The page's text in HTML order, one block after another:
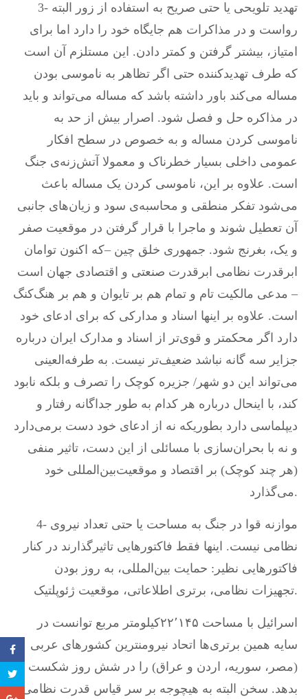
3- تهدید تلویحی یا حتی صریح به استفاده از زور البته
رواست و در مذاکرات هم جایگاه خود را دارد اما برای
امتیاز، بیشتر گرفتن و کمتر دادن. این مستلزم آن است
که طرف تهدیدکننده حتی اگر تظاهر به ناموسی بودن
مساله می‌کند باور داشته باشد که مساله می‌تواند و باید
در مذاکره حل و فصل شود. اصرار بیش از حد به
ناموسی کردن مساله و به خصوص در سطح افکار
عمومی داخلی بسیار خطرناک و معمولا آتش‌زنه‌ی جنگ
است. علاوه بر این، ناموسی کردن یک مساله باعث
می‌شود تفکر منطقی و محاسبه‌ی سود و زیان‌های جانبی
آن تعطیل شوند و ماجرا با قرار گرفتن در موقعیت صفر
و یک، بغرنج شود. جمهوری خلق چین –که اکنون توامان
ابرقدرت نظامی ابرقدرت صنعتی و اقتصادی جهان است
– مدعی مالکیت تام و تمام هم بر تایوان و هم بر هنگ‌کنگ
است. علاوه بر اینها اسناد و مدارکی که برای ادعای خود
دارد اگر محکمتر و قوی‌تر از اسناد و مدارک ایران درباره
جزایر سه گانه نباشد ضعیف‌تر نیست. به طرفه‌العینی
می‌تواند این دو شهر/ جزیره کوچک را تصرف و بلکه نابود
کند، با اینحال درباره هر کدام به طور جداگانه رفتار و
دیپلماسی دارد بطوریکه نه از ادعای خود دست برمی‌دارد
و نه با بحران‌سازی با مسائلی از این دست، تاثیر منفی
(هر چند کوچک) بر اقتصاد و موقعیت‌بین‌المللی خود
می‌گذارد.
4- موازنه قوا در جنگ به مساحت یا حتی تعداد نیروی
نظامی نیست. اینها فقط فاکتورهایی تاثیرگذارند در کنار
فاکتورهایی نظیر: حمایت بین‌المللی، به روز بودن
تجهیزات نظامی، برتری اطلاعاتی، موقعیت ژئوپلتیک.
اسرائیل با مساحت ۲۲٬۱۴۵کیلومتر مربع توانست در
سایه همین برتری‌ها اتحاد نیرومنترین کشورهای عربی
(مصر، سوریه، اردن و عراق) را در شش روز شکست
بدهد. سخن البته به هیچوجه بر سر قیاس قدرت نظامی